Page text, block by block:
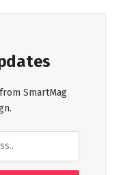
SmartMag